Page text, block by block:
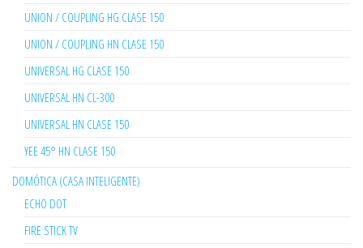
UNION / COUPLING HG CLASE 150
UNION / COUPLING HN CLASE 150
UNIVERSAL HG CLASE 150
UNIVERSAL HN CL-300
UNIVERSAL HN CLASE 150
YEE 45° HN CLASE 150
DOMÓTICA (CASA INTELIGENTE)
ECHO DOT
FIRE STICK TV